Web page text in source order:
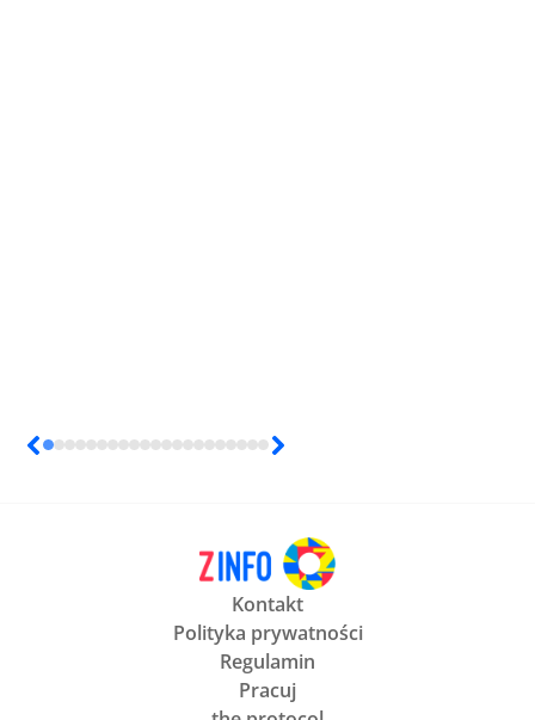
Kontakt
Polityka prywatności
Regulamin
Pracuj